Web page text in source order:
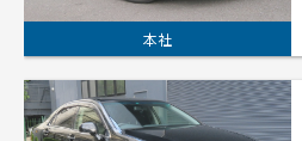
本社